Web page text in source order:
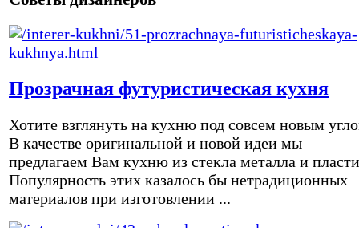
Прозрачная футуристическая кухня
Хотите взглянуть на кухню под совсем новым
В качестве оригинальной и новой идеи мы
предлагаем Вам кухню из стекла металла и
Популярность этих казалось бы нетрадиционных
материалов при изготовлении ...